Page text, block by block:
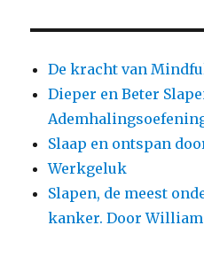
De kracht van
Dieper en Beter
Slaap en ontspan
Werkgeluk
Slapen, de meest
kanker. Door